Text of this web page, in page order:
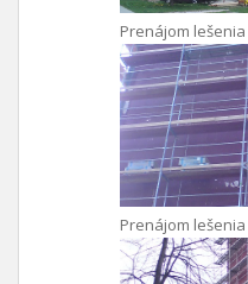
Prenájom
Prenájom